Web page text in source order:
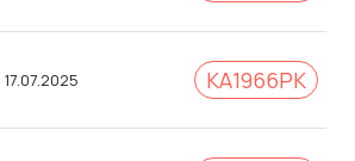
17.07.2025 КА1966РК